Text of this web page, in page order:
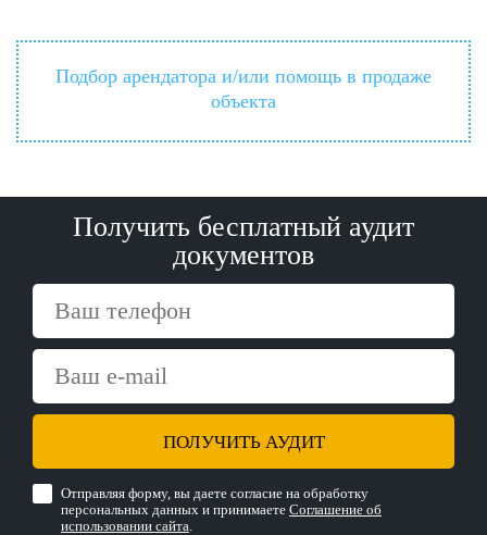
Подбор арендатора и/или помощь в продаже
объекта
Получить бесплатный аудит
документов
ПОЛУЧИТЬ АУДИТ
Отправляя форму, вы даете согласие на обработку
персональных данных и принимаете Соглашение об
использовании сайта.